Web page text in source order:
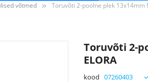
võtmed Toruvõti 2-poolne plek 13x14mm
Toruvõti 2-
ELORA
kood 07260403